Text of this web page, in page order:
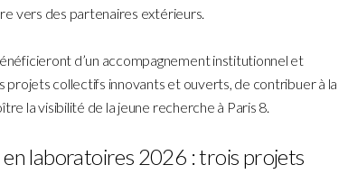
vers des partenaires extérieurs.
d’un accompagnement institutionnel et
projets collectifs innovants et ouverts, de contribuer à la
la visibilité de la jeune recherche à Paris 8.
en laboratoires 2026 : trois projets